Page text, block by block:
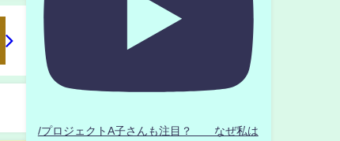
/プロジェクトA子さんも注目？ なぜ私は